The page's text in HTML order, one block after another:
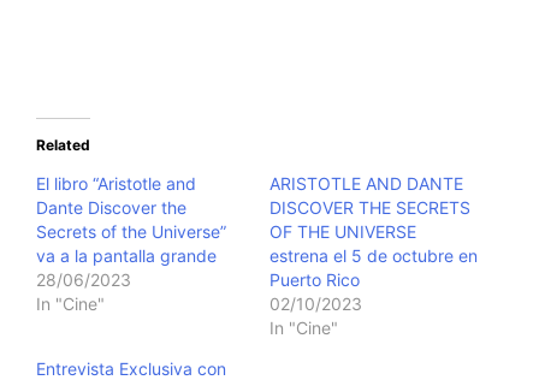
Related
El libro “Aristotle and
Dante Discover the
Secrets of the Universe”
va a la pantalla grande
28/06/2023
In "Cine"
ARISTOTLE AND DANTE
DISCOVER THE SECRETS
OF THE UNIVERSE
estrena el 5 de octubre en
Puerto Rico
02/10/2023
In "Cine"
Entrevista Exclusiva con